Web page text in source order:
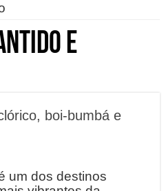
e
boi-bumbá e
um dos destinos